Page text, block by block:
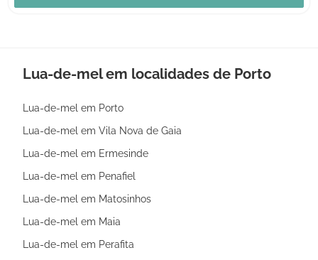
Lua-de-mel em localidades de Porto
Lua-de-mel em Porto
Lua-de-mel em Vila Nova de Gaia
Lua-de-mel em Ermesinde
Lua-de-mel em Penafiel
Lua-de-mel em Matosinhos
Lua-de-mel em Maia
Lua-de-mel em Perafita